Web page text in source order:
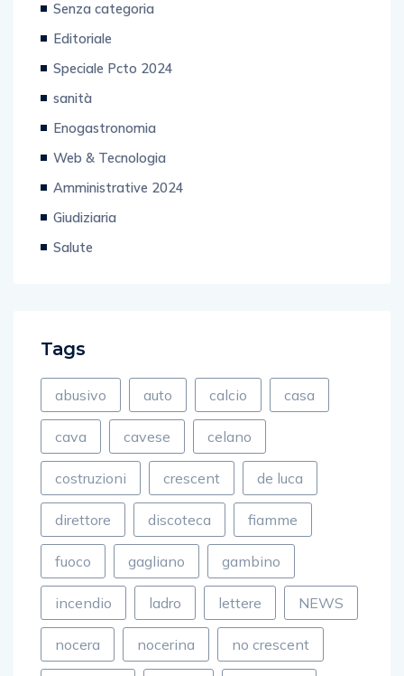
Senza categoria
Editoriale
Speciale Pcto 2024
sanità
Enogastronomia
Web & Tecnologia
Amministrative 2024
Giudiziaria
Salute
Tags
abusivo auto calcio casa
cava cavese celano
costruzioni crescent de luca
direttore discoteca fiamme
fuoco gagliano gambino
incendio ladro lettere NEWS
nocera nocerina no crescent